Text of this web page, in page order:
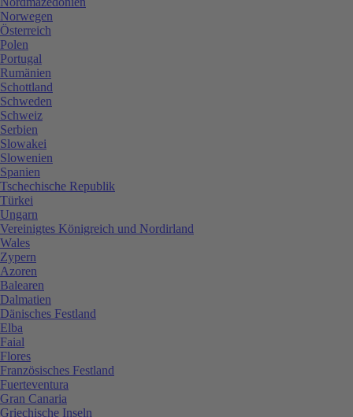
Norwegen
Österreich
Polen
Portugal
Rumänien
Schottland
Schweden
Schweiz
Serbien
Slowakei
Slowenien
Spanien
Tschechische Republik
Türkei
Ungarn
Vereinigtes Königreich und Nordirland
Wales
Zypern
Azoren
Balearen
Dalmatien
Dänisches Festland
Elba
Faial
Flores
Französisches Festland
Fuerteventura
Gran Canaria
Griechische Inseln